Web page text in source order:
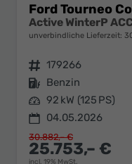
Ford Tourneo
Active WinterP
unverbindliche Lieferzeit:
Fahrzeugnr. 179266
Kraftstoff Benzin
Leistung 92 kW (125 PS)
04.05.2026
25.753,– €
incl. 19% MwSt.
30.882,– €